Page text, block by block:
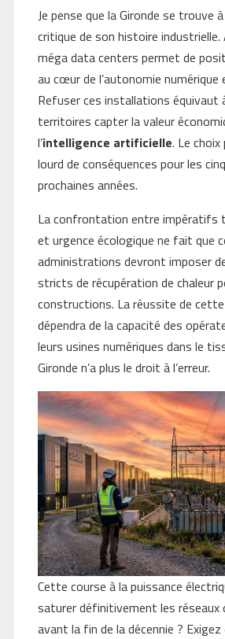
Je pense que la Gironde se trouve
critique de son histoire industrielle.
méga data centers permet de
au cœur de l’autonomie numérique
Refuser ces installations équivaut
territoires capter la valeur
l’intelligence artificielle. Le choix
lourd de conséquences pour les
prochaines années.
La confrontation entre impératifs
et urgence écologique ne fait que
administrations devront imposer
stricts de récupération de chaleur
constructions. La réussite de
dépendra de la capacité des
leurs usines numériques dans le
Gironde n’a plus le droit à l’erreur.
Cette course à la puissance
saturer définitivement les réseaux
avant la fin de la décennie ?